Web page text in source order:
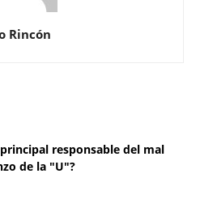
Rincón
responsable del mal
de la "U"?